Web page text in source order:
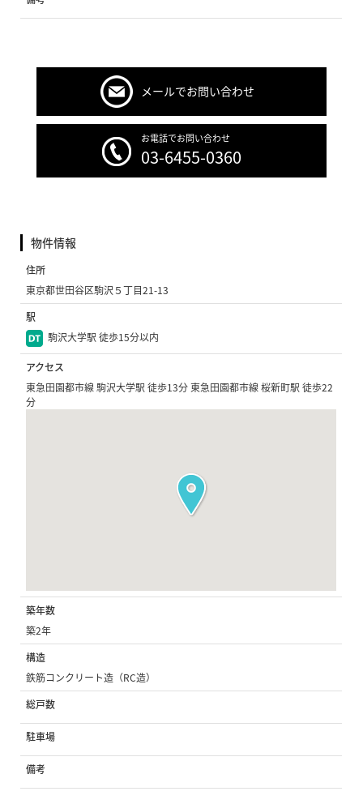
メールでお問い合わせ
お電話でお問い合わせ
03-6455-0360
物件情報
住所
東京都世田谷区駒沢５丁目21-13
駅
駒沢大学駅 徒歩15分以内
アクセス
東急田園都市線 駒沢大学駅 徒歩13分 東急田園都市線 桜新町駅 徒歩22
分
築年数
築2年
構造
鉄筋コンクリート造（RC造）
総戸数
駐車場
備考